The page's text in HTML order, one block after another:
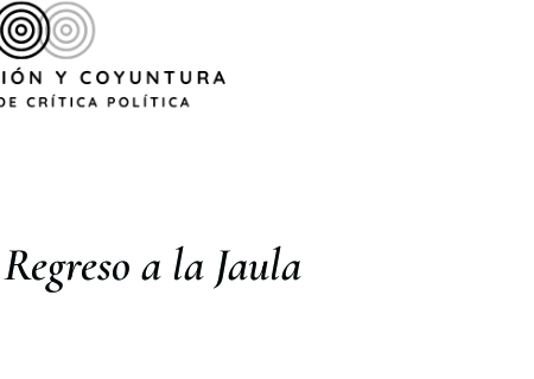
Regreso a la Jaula